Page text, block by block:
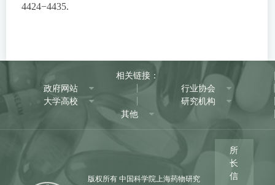
4424−4435.
相关链接：
政府网站
行业协会
大学高校
研究机构
其他
版权所有 中国科学院上海药物研究
所
长
信